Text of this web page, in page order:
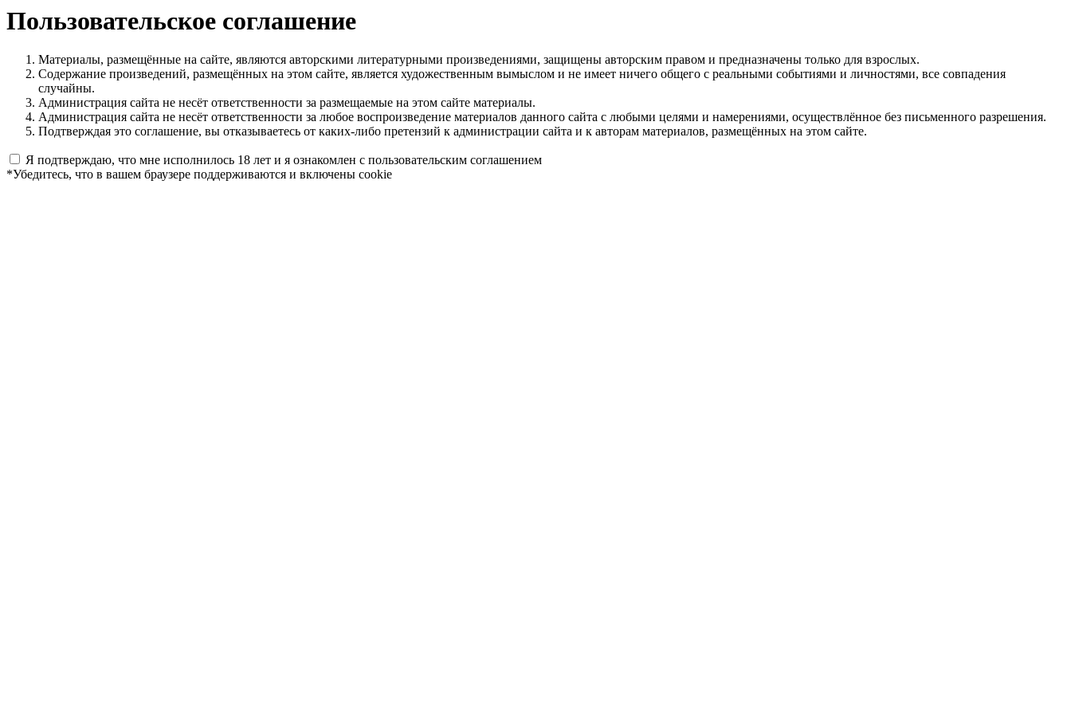
Пользовательское соглашение
Материалы, размещённые на сайте, являются авторскими литературными произведениями, защищены авторским правом и предназначены только для взрослых.
Содержание произведений, размещённых на этом сайте, является художественным вымыслом и не имеет ничего общего с реальными событиями и личностями, все совпадения
случайны.
Администрация сайта не несёт ответственности за размещаемые на этом сайте материалы.
Администрация сайта не несёт ответственности за любое воспроизведение материалов данного сайта с любыми целями и намерениями, осуществлённое без письменного разрешения.
Подтверждая это соглашение, вы отказываетесь от каких-либо претензий к администрации сайта и к авторам материалов, размещённых на этом сайте.
Я подтверждаю, что мне исполнилось 18 лет и я ознакомлен с пользовательским соглашением
*Убедитесь, что в вашем браузере поддерживаются и включены cookie